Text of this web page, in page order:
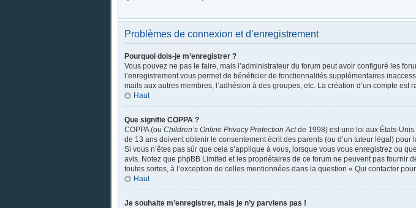
Problèmes de connexion et d’enregistrement
Pourquoi dois-je m’enregistrer ?
Vous pouvez ne pas le faire, mais l’administrateur du forum peut avoir configuré les
l’enregistrement vous permet de bénéficier de fonctionnalités supplémentaires
mails aux autres membres, l’adhésion à des groupes, etc. La création d’un compte est
Haut
Que signifie COPPA ?
COPPA (ou Children’s Online Privacy Protection Actde 1998) est une loi aux États-
de 13 ans doivent obtenir le consentement écrit des parents (ou d’un tuteur légal)
Si vous n’êtes pas sûr que cela s’applique à vous, lorsque vous vous enregistrez ou
avis. Notez que phpBB Limited et les propriétaires de ce forum ne peuvent pas
toutes sortes, à l’exception de celles mentionnées dans la question « Qui contacter
Haut
Je souhaite m’enregistrer, mais je n’y parviens pas !